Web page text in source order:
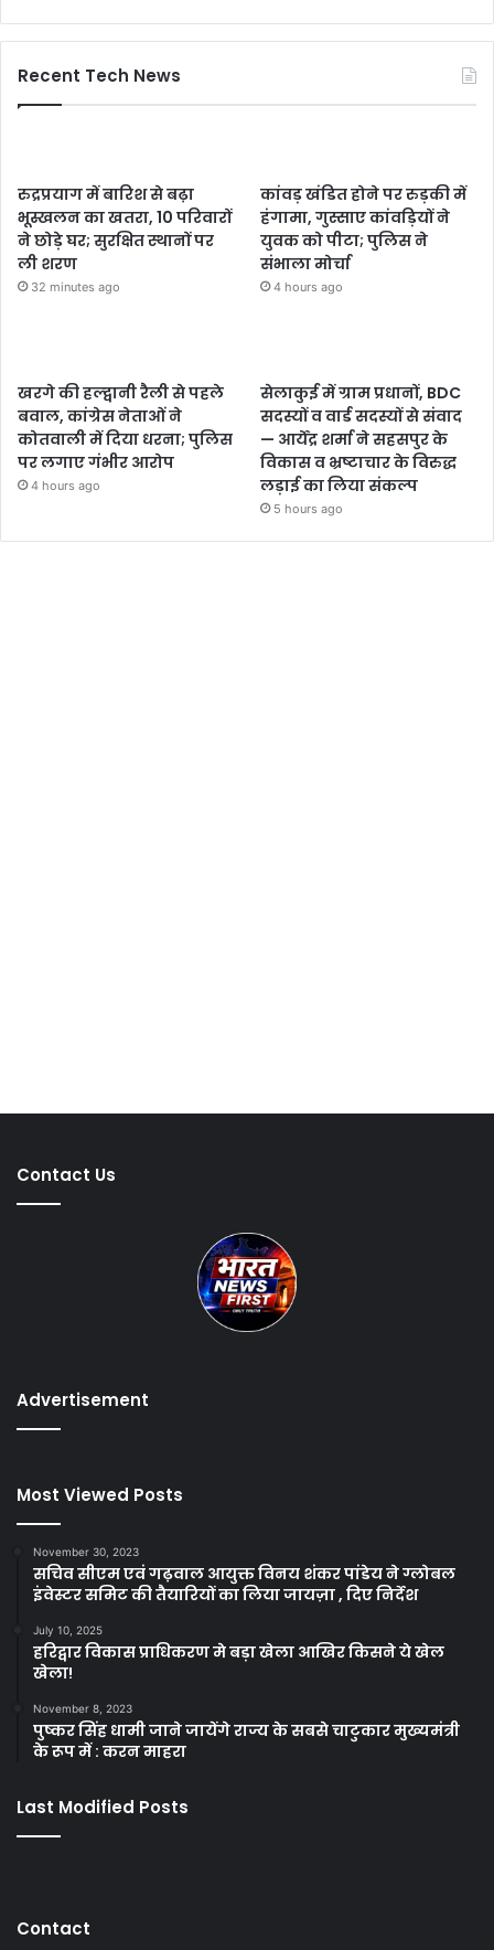
Recent Tech News
रुद्रप्रयाग में बारिश से बढ़ा
भूस्खलन का खतरा, 10 परिवारों
ने छोड़े घर; सुरक्षित स्थानों पर
ली शरण
32 minutes ago
कांवड़ खंडित होने पर रुड़की में
हंगामा, गुस्साए कांवड़ियों ने
युवक को पीटा; पुलिस ने
संभाला मोर्चा
4 hours ago
खरगे की हल्द्वानी रैली से पहले
बवाल, कांग्रेस नेताओं ने
कोतवाली में दिया धरना; पुलिस
पर लगाए गंभीर आरोप
4 hours ago
सेलाकुई में ग्राम प्रधानों, BDC
सदस्यों व वार्ड सदस्यों से संवाद
— आर्येंद्र शर्मा ने सहसपुर के
विकास व भ्रष्टाचार के विरुद्ध
लड़ाई का लिया संकल्प
5 hours ago
Contact Us
Advertisement
Most Viewed Posts
November 30, 2023
सचिव सीएम एवं गढ़वाल आयुक्त विनय शंकर पांडेय ने ग्लोबल
इंवेस्टर समिट की तैयारियों का लिया जायज़ा , दिए निर्देश
July 10, 2025
हरिद्वार विकास प्राधिकरण मे बड़ा खेला आखिर किसने ये खेल
खेला!
November 8, 2023
पुष्कर सिंह धामी जाने जायेंगे राज्य के सबसे चाटुकार मुख्यमंत्री
के रूप में : करन माहरा
Last Modified Posts
Contact